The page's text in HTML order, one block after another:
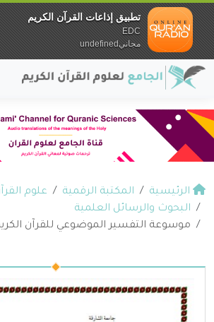
الرئيسية المكتبة الرقمية
علوم
البحوث والرسائل العلمية
موسوعة التفسير الموضوعي للقرآن
تطبيق إذاعات القرآن الكريم
EDC
مجانيundefined